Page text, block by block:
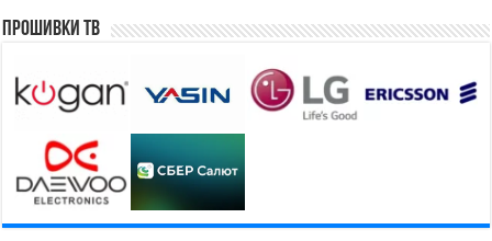
Прошивки ТВ